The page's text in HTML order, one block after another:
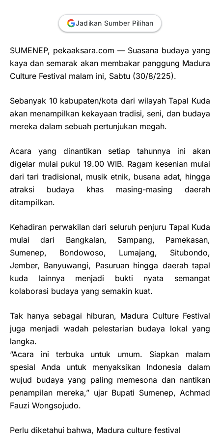
Jadikan Sumber Pilihan
SUMENEP, pekaaksara.com — Suasana budaya yang
kaya dan semarak akan membakar panggung Madura
Culture Festival malam ini, Sabtu (30/8/225).
Sebanyak 10 kabupaten/kota dari wilayah Tapal Kuda
akan menampilkan kekayaan tradisi, seni, dan budaya
mereka dalam sebuah pertunjukan megah.
Acara yang dinantikan setiap tahunnya ini akan
digelar mulai pukul 19.00 WIB. Ragam kesenian mulai
dari tari tradisional, musik etnik, busana adat, hingga
atraksi budaya khas masing-masing daerah
ditampilkan.
Kehadiran perwakilan dari seluruh penjuru Tapal Kuda
mulai dari Bangkalan, Sampang, Pamekasan,
Sumenep, Bondowoso, Lumajang, Situbondo,
Jember, Banyuwangi, Pasuruan hingga daerah tapal
kuda lainnya menjadi bukti nyata semangat
kolaborasi budaya yang semakin kuat.
Tak hanya sebagai hiburan, Madura Culture Festival
juga menjadi wadah pelestarian budaya lokal yang
langka.
“Acara ini terbuka untuk umum. Siapkan malam
spesial Anda untuk menyaksikan Indonesia dalam
wujud budaya yang paling memesona dan nantikan
penampilan mereka,” ujar Bupati Sumenep, Achmad
Fauzi Wongsojudo.
Perlu diketahui bahwa, Madura culture festival